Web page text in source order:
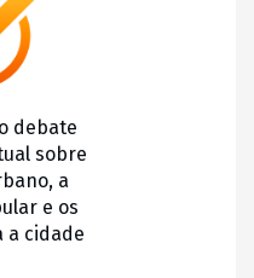
debate
sobre
a
e os
a cidade